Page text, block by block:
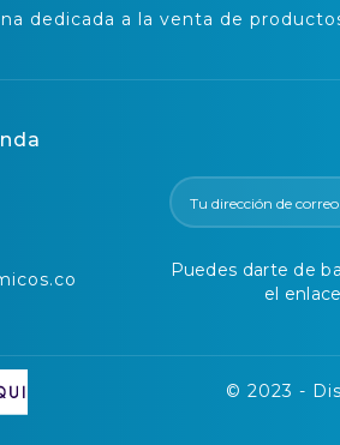
dedicada a la venta de
Puedes darte de
el
© 2023 -